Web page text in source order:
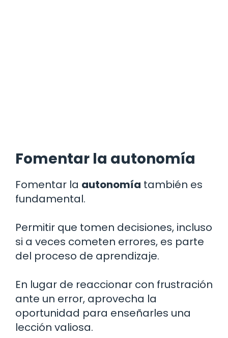
Fomentar la autonomía
Fomentar la autonomía también es
fundamental.
Permitir que tomen decisiones, incluso
si a veces cometen errores, es parte
del proceso de aprendizaje.
En lugar de reaccionar con frustración
ante un error, aprovecha la
oportunidad para enseñarles una
lección valiosa.